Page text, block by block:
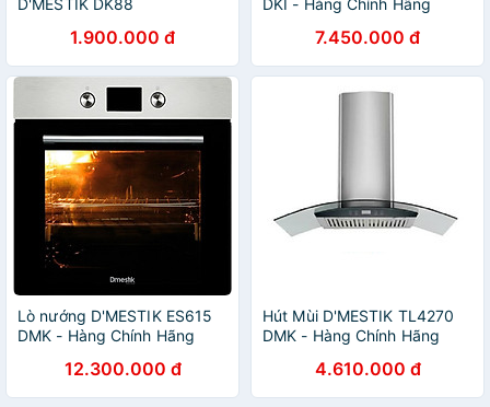
D'MESTIK DK88
1.900.000 đ
DKI - Hàng Chính Hãng
7.450.000 đ
Lò nướng D'MESTIK ES615
DMK - Hàng Chính Hãng
12.300.000 đ
Hút Mùi D'MESTIK TL4270
DMK - Hàng Chính Hãng
4.610.000 đ